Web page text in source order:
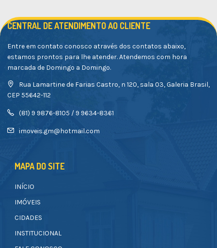
CENTRAL DE ATENDIMENTO AO CLIENTE
Entre em contato conosco através dos contatos abaixo,
estamos prontos para lhe atender. Atendemos com hora
marcada de Domingo a Domingo.
Rua Lamartine de Farias Castro, n 120, sala 03, Galeria Brasil,
CEP 55642-112
(81) 9 9876-8105 / 9 9634-8361
imoveis.gm@hotmail.com
MAPA DO SITE
INÍCIO
IMÓVEIS
CIDADES
INSTITUCIONAL